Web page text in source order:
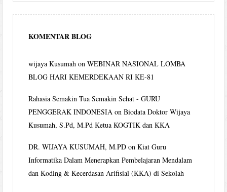
KOMENTAR BLOG
wijaya Kusumah onWEBINAR NASIONAL LOMBA
BLOG HARI KEMERDEKAAN RI KE-81
Rahasia Semakin Tua Semakin Sehat - GURU
PENGGERAK INDONESIA onBiodata Doktor Wijaya
Kusumah, S.Pd, M.Pd Ketua KOGTIK dan KKA
DR. WIJAYA KUSUMAH, M.PD onKiat Guru
Informatika Dalam Menerapkan Pembelajaran Mendalam
dan Koding & Kecerdasan Arifisial (KKA) di Sekolah